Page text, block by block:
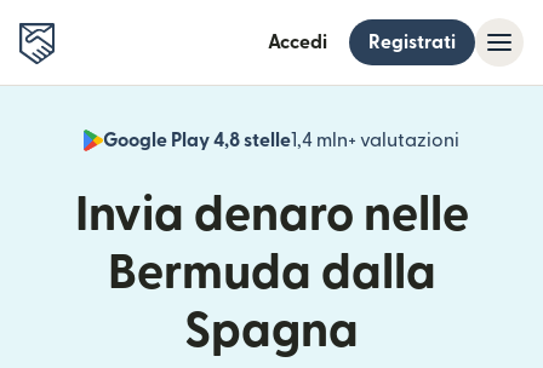
Accedi Registrati
Google Play 4,8 stelle1,4 mln+ valutazioni
Invia denaro nelle
Bermuda dalla
Spagna